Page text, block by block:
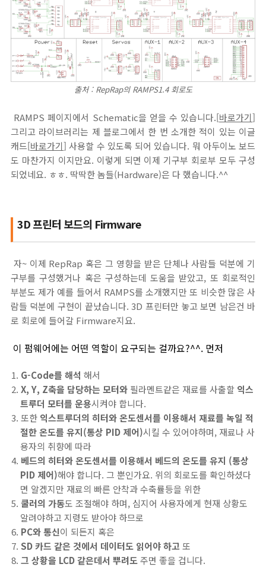
출처 : RepRap의 RAMPS1.4 회로도
RAMPS 페이지에서 Schematic을 얻을 수 있습니다.[바로가기]
그리고 라이브러리는 제 블로그에서 한 번 소개한 적이 있는 이글
캐드[바로가기] 사용할 수 있도록 되어 있습니다. 뭐 아두이노 보드
도 마찬가지 이지만요. 이렇게 되면 이제 기구부 회로부 모두 구성
되었네요. ㅎㅎ. 딱딱한 놈들(Hardware)은 다 했습니다.^^
3D 프린터 보드의 Firmware
자~ 이제 RepRap 혹은 그 영향을 받은 단체나 사람들 덕분에 기
구부를 구성했거나 혹은 구성하는데 도움을 받았고, 또 회로적인
부분도 제가 예를 들어서 RAMPS를 소개했지만 또 비슷한 많은 사
람들 덕분에 구현이 끝났습니다. 3D 프린터만 놓고 보면 남은건 바
로 회로에 들어갈 Firmware지요.
이 펌웨어에는 어떤 역할이 요구되는 걸까요?^^. 먼저
G-Code를 해석 해서
X, Y, Z축을 담당하는 모터와 필라멘트같은 재료를 사출할 익스
트루더 모터를 운용시켜야 합니다.
또한 익스트루더의 히터와 온도센서를 이용해서 재료를 녹일 적
절한 온도를 유지(통상 PID 제어)시킬 수 있어야하며, 재료나 사
용자의 취향에 따라
베드의 히터와 온도센서를 이용해서 베드의 온도를 유지 (통상
PID 제어)해야 합니다. 그 뿐인가요. 위의 회로도를 확인하셨다
면 알겠지만 재료의 빠른 안착과 수축률등을 위한
쿨러의 가동도 조절해야 하며, 심지어 사용자에게 현재 상황도
알려야하고 지령도 받아야 하므로
PC와 통신이 되든지 혹은
SD 카드 같은 것에서 데이터도 읽어야 하고 또
그 상황을 LCD 같은데서 뿌려도주면 좋을 겁니다.